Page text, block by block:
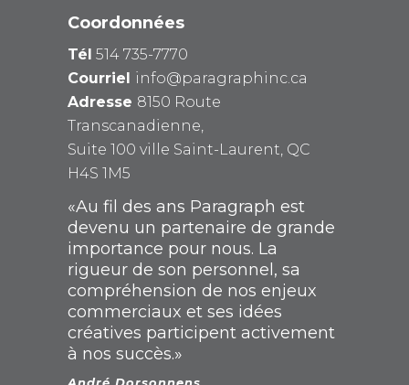
Coordonnées
Tél 514 735-7770
Courriel
info@paragraphinc.ca
Adresse 8150 Route
Transcanadienne,
Suite 100 ville Saint-Laurent, QC
H4S 1M5
«Au fil des ans Paragraph est
devenu un partenaire de grande
importance pour nous. La
rigueur de son personnel, sa
compréhension de nos enjeux
commerciaux et ses idées
créatives participent activement
à nos succès.»